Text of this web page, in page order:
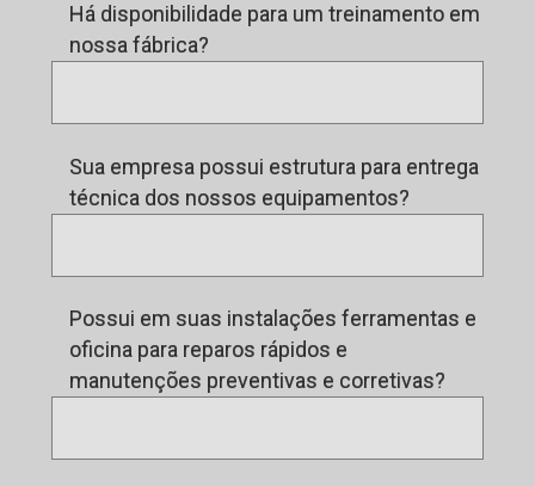
Há disponibilidade para um treinamento em
nossa fábrica?
Sua empresa possui estrutura para entrega
técnica dos nossos equipamentos?
Possui em suas instalações ferramentas e
oficina para reparos rápidos e
manutenções preventivas e corretivas?